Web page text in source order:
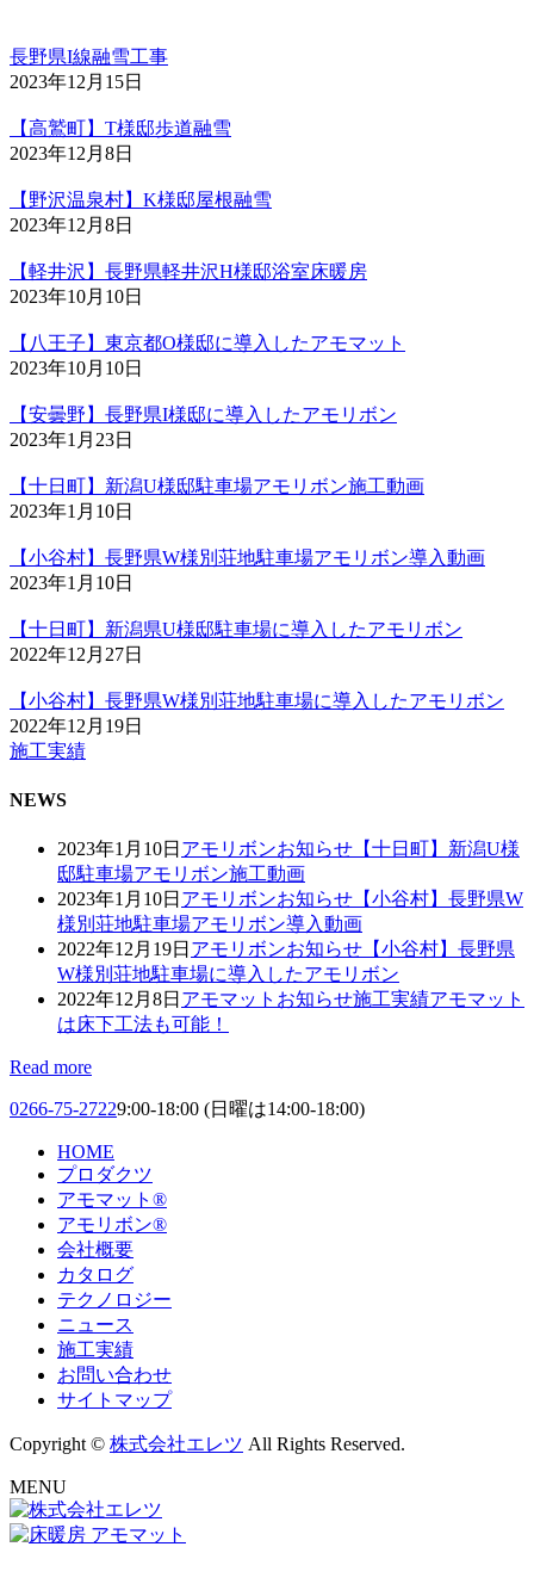
長野県I線融雪工事
2023年12月15日
【高鷲町】T様邸歩道融雪
2023年12月8日
【野沢温泉村】K様邸屋根融雪
2023年12月8日
【軽井沢】長野県軽井沢H様邸浴室床暖房
2023年10月10日
【八王子】東京都O様邸に導入したアモマット
2023年10月10日
【安曇野】長野県I様邸に導入したアモリボン
2023年1月23日
【十日町】新潟U様邸駐車場アモリボン施工動画
2023年1月10日
【小谷村】長野県W様別荘地駐車場アモリボン導入動画
2023年1月10日
【十日町】新潟県U様邸駐車場に導入したアモリボン
2022年12月27日
【小谷村】長野県W様別荘地駐車場に導入したアモリボン
2022年12月19日
施工実績
NEWS
2023年1月10日 アモリボンお知らせ 【十日町】新潟U様
邸駐車場アモリボン施工動画
2023年1月10日 アモリボンお知らせ 【小谷村】長野県W
様別荘地駐車場アモリボン導入動画
2022年12月19日 アモリボンお知らせ 【小谷村】長野県
W様別荘地駐車場に導入したアモリボン
2022年12月8日 アモマット お知らせ施工実績アモマット
は床下工法も可能！
Read more
0266-75-27229:00-18:00 (日曜は14:00-18:00)
HOME
プロダクツ
アモマット®
アモリボン®
会社概要
カタログ
テクノロジー
ニュース
施工実績
お問い合わせ
サイトマップ
Copyright © 株式会社エレツ All Rights Reserved.
MENU